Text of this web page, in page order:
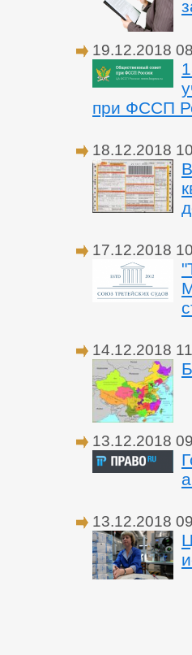
19.12.2018
при ФССП
18.12.2018
17.12.2018
14.12.2018
13.12.2018
13.12.2018